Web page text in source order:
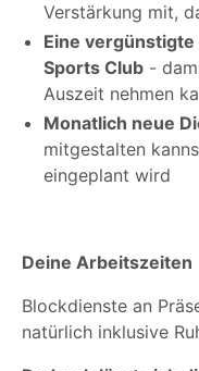
Verstärkung mit,
Eine
Sports Club -
Auszeit nehmen
Monatlich neue
mitgestalten
eingeplant wird
Deine Arbeitszeiten
Blockdienste an
natürlich inklusive